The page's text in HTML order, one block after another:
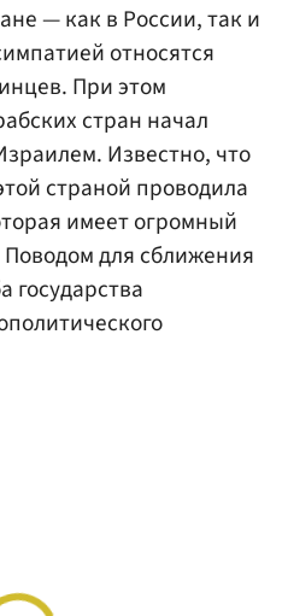
— как в России, так и
относятся
При этом
стран начал
Известно, что
страной проводила
имеет огромный
для сближения
государства